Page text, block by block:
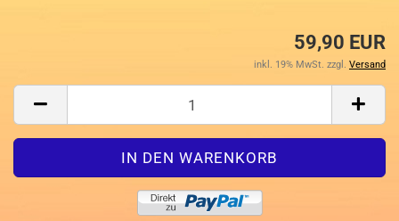
59,90 EUR
inkl. 19% MwSt. zzgl. Versand